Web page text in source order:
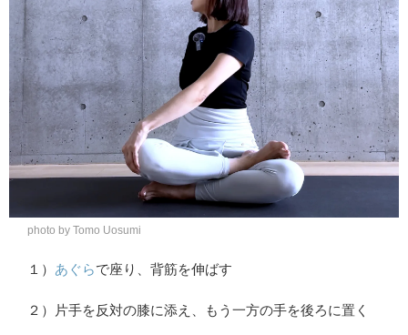
photo by Tomo Uosumi
１） あぐらで座り、背筋を伸ばす
２）片手を反対の膝に添え、もう一方の手を後ろに置く